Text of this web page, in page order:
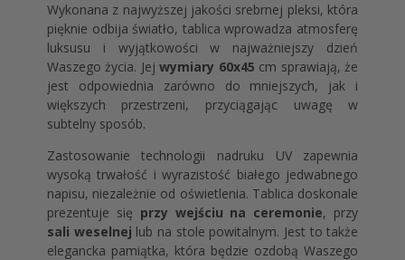
Wykonana z najwyższej jakości srebrnej pleksi, która
pięknie odbija światło, tablica wprowadza atmosferę
luksusu i wyjątkowości w najważniejszy dzień
Waszego życia. Jejwymiary 60x45 cm sprawiają, że
jest odpowiednia zarówno do mniejszych, jak i
większych przestrzeni, przyciągając uwagę w
subtelny sposób.
Zastosowanie technologii nadruku UV zapewnia
wysoką trwałość i wyrazistość białego jedwabnego
napisu, niezależnie od oświetlenia. Tablica doskonale
prezentuje się przy wejściu na ceremonie, przy
sali weselnej lub na stole powitalnym. Jest to także
elegancka pamiątka, która będzie ozdobą Waszego